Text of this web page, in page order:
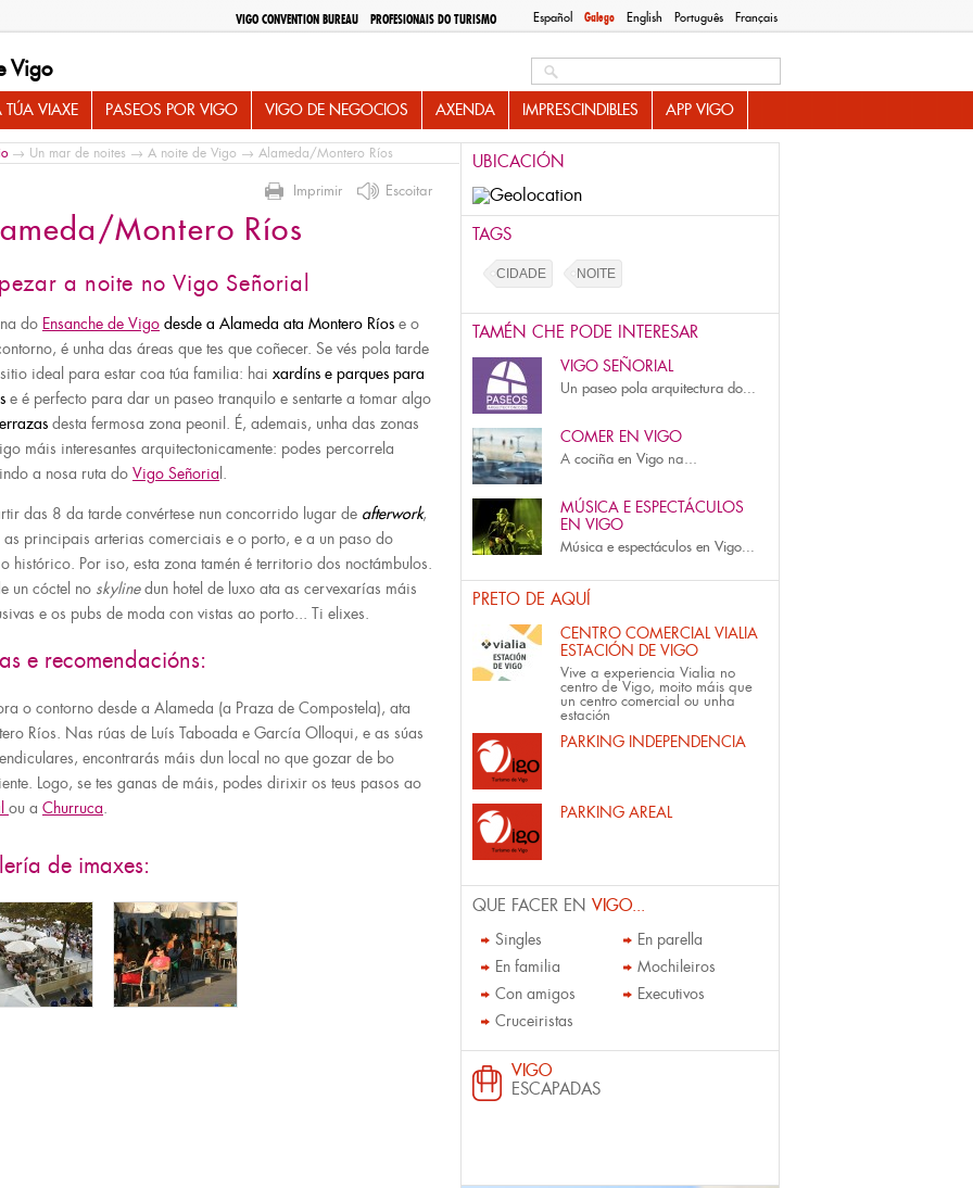
Español Galego English Português Français
VIGO CONVENTION BUREAU PROFESIONAIS DO TURISMO
Vigo
VIAXE PASEOS POR VIGO VIGO DE NEGOCIOS AXENDA IMPRESCINDIBLES APP VIGO
→ Un mar de noites → A noite de Vigo → Alameda/Montero Ríos
Imprimir Escoitar
Montero Ríos
a noite no Vigo Señorial
do Ensanche de Vigo desde a Alameda ata Montero Ríos e o
é unha das áreas que tes que coñecer. Se vés pola tarde
ideal para estar coa túa familia: hai xardíns e parques para
e é perfecto para dar un paseo tranquilo e sentarte a tomar algo
desta fermosa zona peonil. É, ademais, unha das zonas
máis interesantes arquitectonicamente: podes percorrela
a nosa ruta do Vigo Señoria l.
das 8 da tarde convértese nun concorrido lugar de afterwork,
as principais arterias comerciais e o porto, e a un paso do
histórico. Por iso, esta zona tamén é territorio dos noctámbulos.
un cóctel no skylinedun hotel de luxo ata as cervexarías máis
e os pubs de moda con vistas ao porto... Ti elixes.
e recomendacións:
o contorno desde a Alameda (a Praza de Compostela), ata
Ríos. Nas rúas de Luís Taboada e García Olloqui, e as súas
encontrarás máis dun local no que gozar de bo
Logo, se tes ganas de máis, podes dirixir os teus pasos ao
ou a Churruca.
de imaxes:
UBICACIÓN
TAGS
CIDADE NOITE
TAMÉN CHE PODE INTERESAR
VIGO SEÑORIAL
Un paseo pola arquitectura do...
COMER EN VIGO
A cociña en Vigo na...
MÚSICA E ESPECTÁCULOS
EN VIGO
Música e espectáculos en Vigo...
PRETO DE AQUÍ
CENTRO COMERCIAL VIALIA
ESTACIÓN DE VIGO
Vive a experiencia Vialia no
centro de Vigo, moito máis que
un centro comercial ou unha
estación
PARKING INDEPENDENCIA
PARKING AREAL
QUE FACER EN VIGO...
Singles
En parella
En familia
Mochileiros
Con amigos
Executivos
Cruceiristas
VIGO
ESCAPADAS